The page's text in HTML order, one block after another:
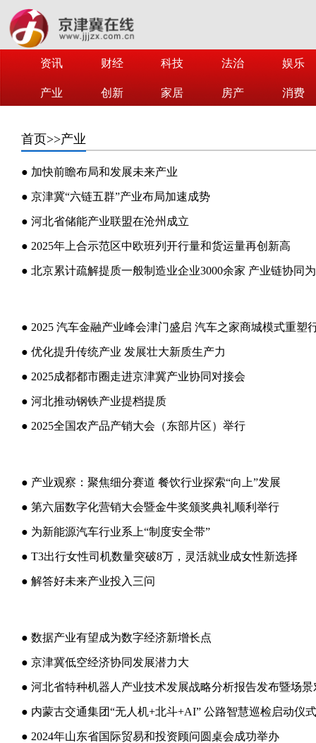
资讯 财经 科技 法治 娱乐
产业 创新 家居 房产 消费
首页>>产业
● 加快前瞻布局和发展未来产业
● 京津冀“六链五群”产业布局加速成势
● 河北省储能产业联盟在沧州成立
● 2025年上合示范区中欧班列开行量和货运量再创新高
● 2025 汽车金融产业峰会津门盛启 汽车之家商城模式重塑
● 优化提升传统产业 发展壮大新质生产力
● 2025成都都市圈走进京津冀产业协同对接会
● 河北推动钢铁产业提档提质
● 2025全国农产品产销大会（东部片区）举行
● 产业观察：聚焦细分赛道 餐饮行业探索“向上”发展
● 第六届数字化营销大会暨金牛奖颁奖典礼顺利举行
● 为新能源汽车行业系上“制度安全带”
● T3出行女性司机数量突破8万，灵活就业成女性新选择
● 解答好未来产业投入三问
● 数据产业有望成为数字经济新增长点
● 京津冀低空经济协同发展潜力大
● 2024年山东省国际贸易和投资顾问圆桌会成功举办